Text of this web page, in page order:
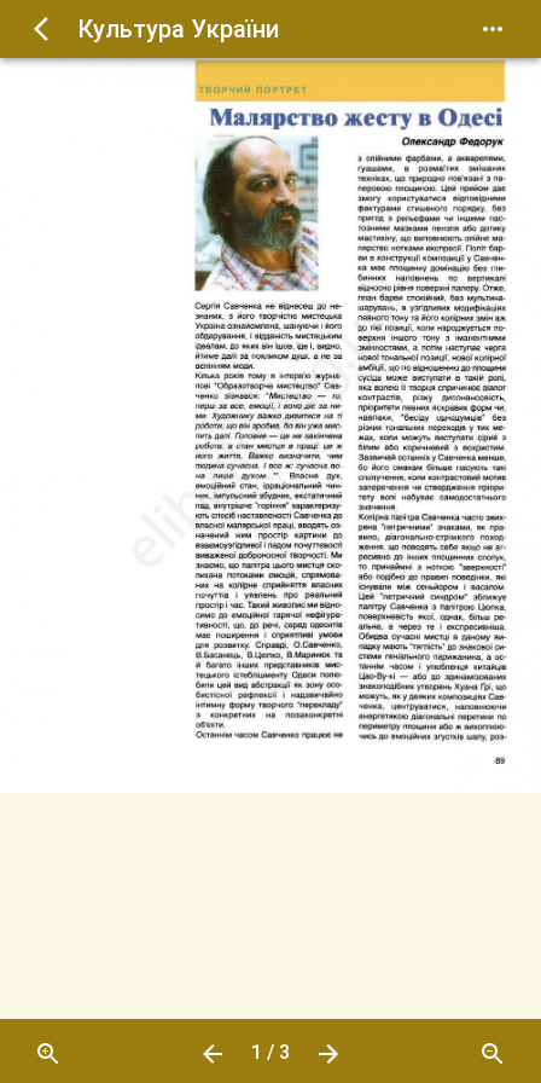
Культура України
1 / 3